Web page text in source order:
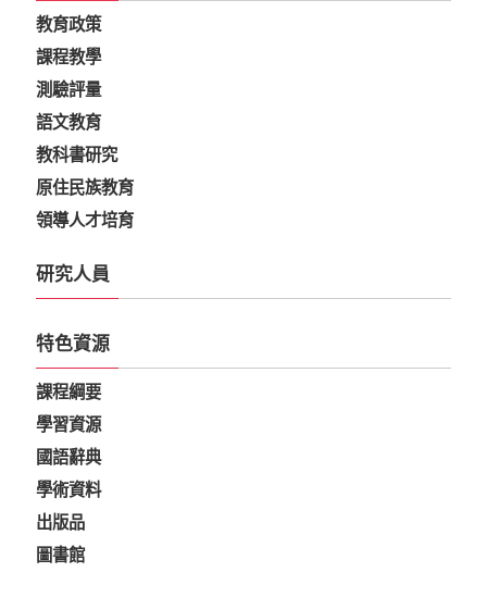
教育政策
課程教學
測驗評量
語文教育
教科書研究
原住民族教育
領導人才培育
研究人員
特色資源
課程綱要
學習資源
國語辭典
學術資料
出版品
圖書館